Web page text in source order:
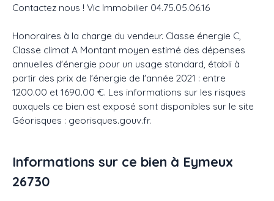
Contactez nous ! Vic Immobilier 04.75.05.06.16
Honoraires à la charge du vendeur. Classe énergie C,
Classe climat A Montant moyen estimé des dépenses
annuelles d'énergie pour un usage standard, établi à
partir des prix de l'énergie de l'année 2021 : entre
1200.00 et 1690.00 €. Les informations sur les risques
auxquels ce bien est exposé sont disponibles sur le site
Géorisques : georisques.gouv.fr.
Informations sur ce bien à Eymeux
26730